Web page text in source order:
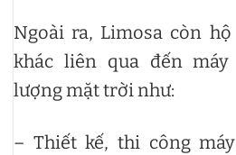
Ngoài ra, Limosa còn
khác liên qua đến
lượng mặt trời như:
– Thiết kế, thi công